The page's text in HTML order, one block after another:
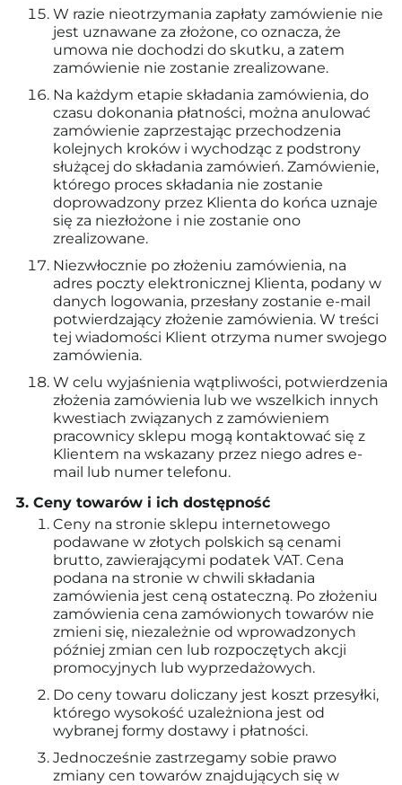
W razie nieotrzymania zapłaty zamówienie nie
jest uznawane za złożone, co oznacza, że
umowa nie dochodzi do skutku, a zatem
zamówienie nie zostanie zrealizowane.
Na każdym etapie składania zamówienia, do
czasu dokonania płatności, można anulować
zamówienie zaprzestając przechodzenia
kolejnych kroków i wychodząc z podstrony
służącej do składania zamówień. Zamówienie,
którego proces składania nie zostanie
doprowadzony przez Klienta do końca uznaje
się za niezłożone i nie zostanie ono
zrealizowane.
Niezwłocznie po złożeniu zamówienia, na
adres poczty elektronicznej Klienta, podany w
danych logowania, przesłany zostanie e-mail
potwierdzający złożenie zamówienia. W treści
tej wiadomości Klient otrzyma numer swojego
zamówienia.
W celu wyjaśnienia wątpliwości, potwierdzenia
złożenia zamówienia lub we wszelkich innych
kwestiach związanych z zamówieniem
pracownicy sklepu mogą kontaktować się z
Klientem na wskazany przez niego adres e-
mail lub numer telefonu.
Ceny towarów i ich dostępność
Ceny na stronie sklepu internetowego
podawane w złotych polskich są cenami
brutto, zawierającymi podatek VAT. Cena
podana na stronie w chwili składania
zamówienia jest ceną ostateczną. Po złożeniu
zamówienia cena zamówionych towarów nie
zmieni się, niezależnie od wprowadzonych
później zmian cen lub rozpoczętych akcji
promocyjnych lub wyprzedażowych.
Do ceny towaru doliczany jest koszt przesyłki,
którego wysokość uzależniona jest od
wybranej formy dostawy i płatności.
Jednocześnie zastrzegamy sobie prawo
zmiany cen towarów znajdujących się w